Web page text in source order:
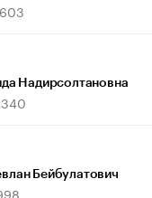
Надирсолтановна
Бейбулатович